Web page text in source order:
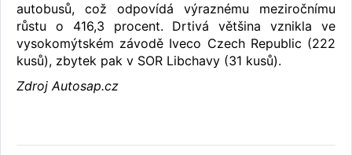
autobusů, což odpovídá výraznému meziročnímu
růstu o 416,3 procent. Drtivá většina vznikla ve
vysokomýtském závodě Iveco Czech Republic (222
kusů), zbytek pak v SOR Libchavy (31 kusů).
Zdroj Autosap.cz